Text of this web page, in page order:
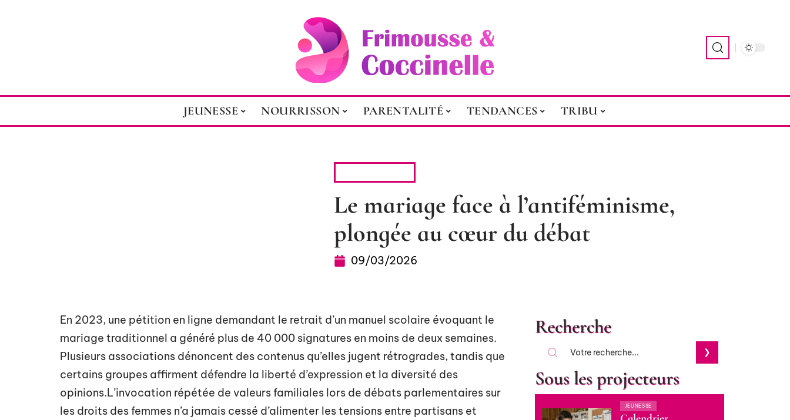
JEUNESSE NOURRISSON PARENTALITÉ TENDANCES TRIBU
Le mariage face à l’antiféminisme,
plongée au cœur du débat
09/03/2026
En 2023, une pétition en ligne demandant le retrait d’un manuel scolaire évoquant le
mariage traditionnel a généré plus de 40 000 signatures en moins de deux semaines.
Plusieurs associations dénoncent des contenus qu’elles jugent rétrogrades, tandis que
certains groupes affirment défendre la liberté d’expression et la diversité des
opinions.L’invocation répétée de valeurs familiales lors de débats parlementaires sur
les droits des femmes n’a jamais cessé d’alimenter les tensions entre partisans et
Recherche
Sous les projecteurs
JEUNESSE